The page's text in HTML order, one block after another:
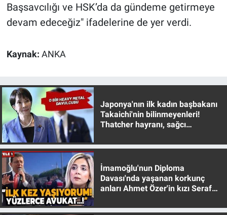
Başsavcılığı ve HSK’da da gündeme getirmeye
devam edeceğiz" ifadelerine de yer verdi.
Kaynak: ANKA
Japonya'nın ilk kadın başbakanı
Takaichi'nin bilinmeyenleri!
Thatcher hayranı, sağcı
İmamoğlu'nun Diploma
Davası'nda yaşanan korkunç
anları Ahmet Özer'in kızı Seraf